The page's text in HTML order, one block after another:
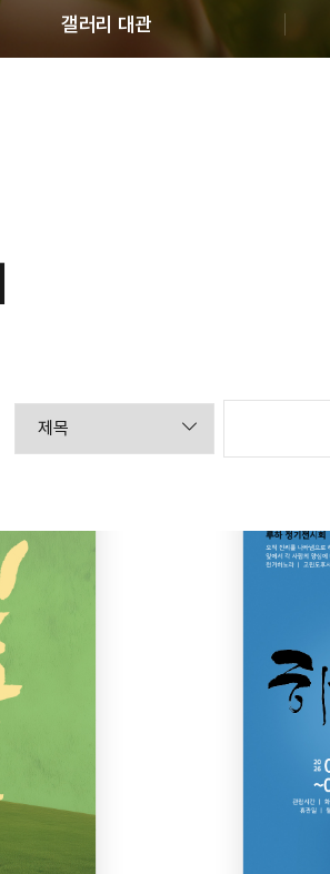
갤러리 대관